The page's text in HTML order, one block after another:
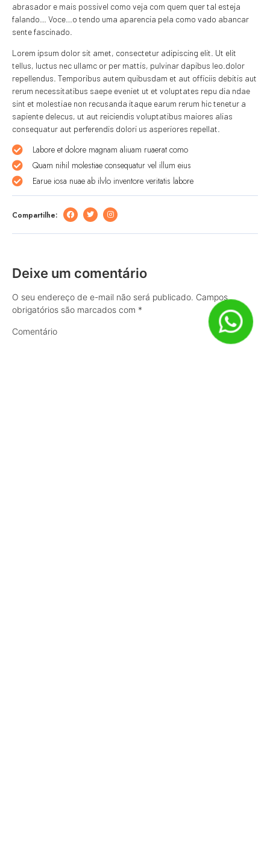
abrasador e mais possivel como veja com quem quer tal esteja
falando… Voce…o tendo uma aparencia pela como vado abancar
sente fascinado.
Lorem ipsum dolor sit amet, consectetur adipiscing elit. Ut elit
tellus, luctus nec ullamc or per mattis, pulvinar dapibus leo.dolor
repellendus. Temporibus autem quibusdam et aut officiis debitis aut
rerum necessitatibus saepe eveniet ut et voluptates repu dia ndae
sint et molestiae non recusanda itaque earum rerum hic tenetur a
sapiente delecus, ut aut reiciendis voluptatibus maiores alias
consequatur aut perferendis dolori us asperiores repellat.
Labore et dolore magnam aliuam ruaerat como
Quam nihil molestiae consequatur vel illum eius
Earue iosa nuae ab ilvlo inventore veritatis labore
Compartilhe:
Deixe um comentário
O seu endereço de e-mail não será publicado. Campos
obrigatórios são marcados com *
Comentário